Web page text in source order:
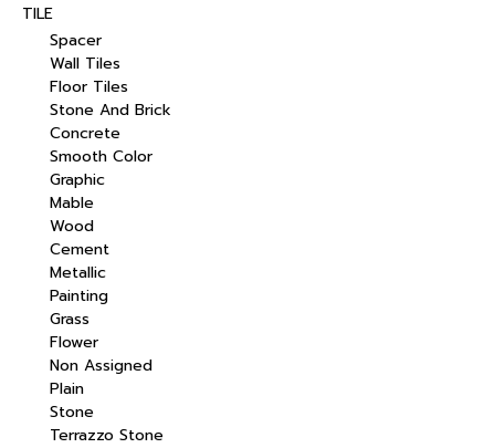
TILE
Spacer
Wall Tiles
Floor Tiles
Stone And Brick
Concrete
Smooth Color
Graphic
Mable
Wood
Cement
Metallic
Painting
Grass
Flower
Non Assigned
Plain
Stone
Terrazzo Stone